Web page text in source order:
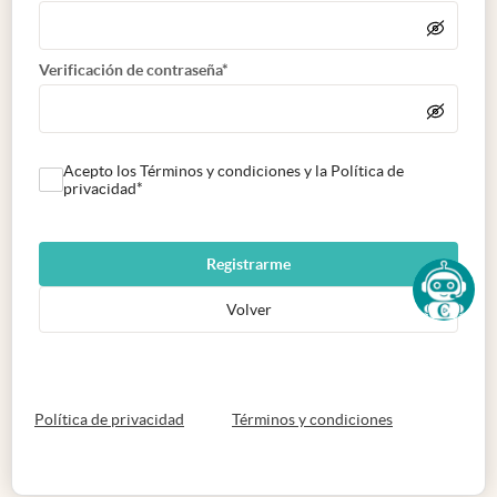
Verificación de contraseña*
Acepto los Términos y condiciones y la Política de
privacidad*
Registrarme
Volver
Política de privacidad abre en nueva pestaña
Términos y condicionesabre en nueva